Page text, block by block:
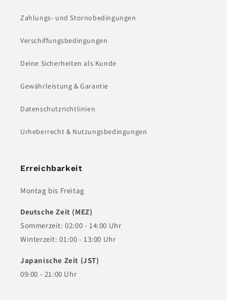
Zahlungs- und Stornobedingungen
Verschiffungsbedingungen
Deine Sicherheiten als Kunde
Gewährleistung & Garantie
Datenschutzrichtlinien
Urheberrecht & Nutzungsbedingungen
Erreichbarkeit
Montag bis Freitag
Deutsche Zeit (MEZ)
Sommerzeit: 02:00 - 14:00 Uhr
Winterzeit: 01:00 - 13:00 Uhr
Japanische Zeit (JST)
09:00 - 21:00 Uhr